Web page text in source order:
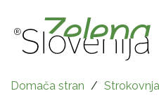
Domača stran /